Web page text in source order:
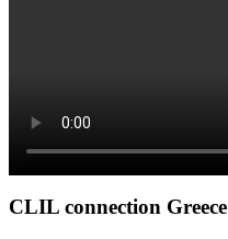
CLIL connection Greece